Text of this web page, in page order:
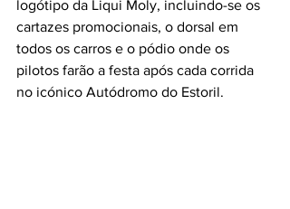
logótipo da Liqui Moly, incluindo-se os
cartazes promocionais, o dorsal em
todos os carros e o pódio onde os
pilotos farão a festa após cada corrida
no icónico Autódromo do Estoril.